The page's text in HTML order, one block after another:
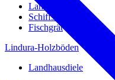
Landhausdiele
Schiffsboden
Fischgrät
Lindura-Holzböden
Landhausdiele